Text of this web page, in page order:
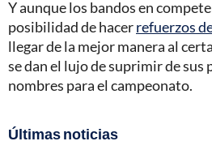
Y aunque los bandos en
posibilidad de hacerrefuerzos
llegar de la mejor manera al
se dan el lujo de suprimir de sus
nombres para el campeonato.
Últimas noticias